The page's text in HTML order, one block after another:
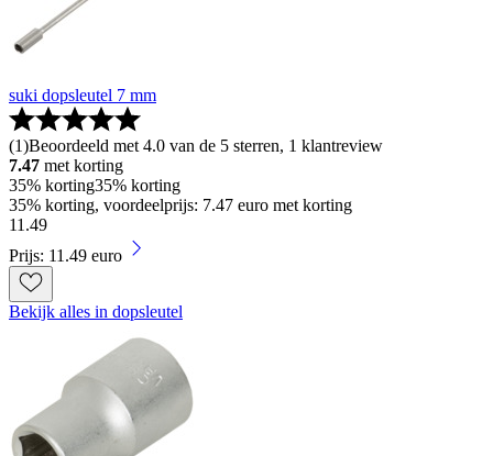
suki dopsleutel 7 mm
(1)Beoordeeld met 4.0 van de 5 sterren, 1 klantreview
7.47 met korting
35% korting35% korting
35% korting, voordeelprijs: 7.47 euro met korting
11 .49
Prijs: 11.49 euro
Bekijk alles in dopsleutel